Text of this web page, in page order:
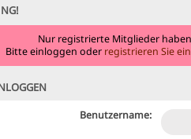
Nur registrierte Mitglieder
Bitte einloggen oder registrieren Sie
Benutzername: